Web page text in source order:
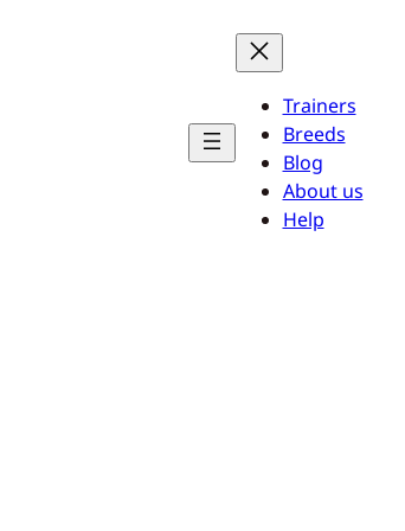
Trainers
Breeds
Blog
About us
Help